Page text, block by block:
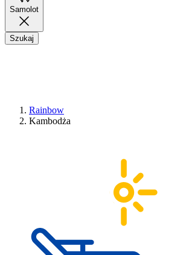
Samolot
Szukaj
Rainbow
Kambodża